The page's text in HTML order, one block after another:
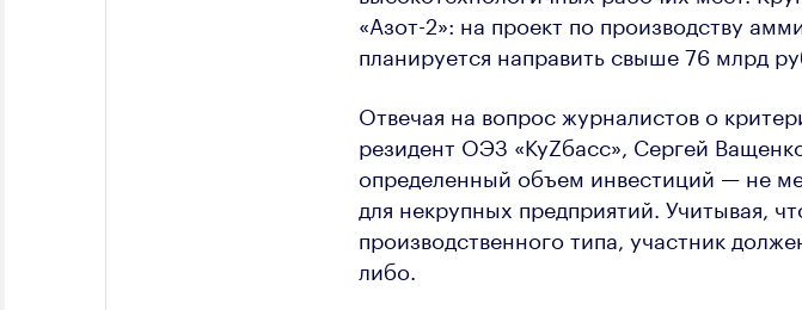
«Азот-2»: на проект по производству
планируется направить свыше 76 млрд
Отвечая на вопрос журналистов о
резидент ОЭЗ «КуZбасс», Сергей
определенный объем инвестиций — не
для некрупных предприятий. Учитывая,
производственного типа, участник
либо.